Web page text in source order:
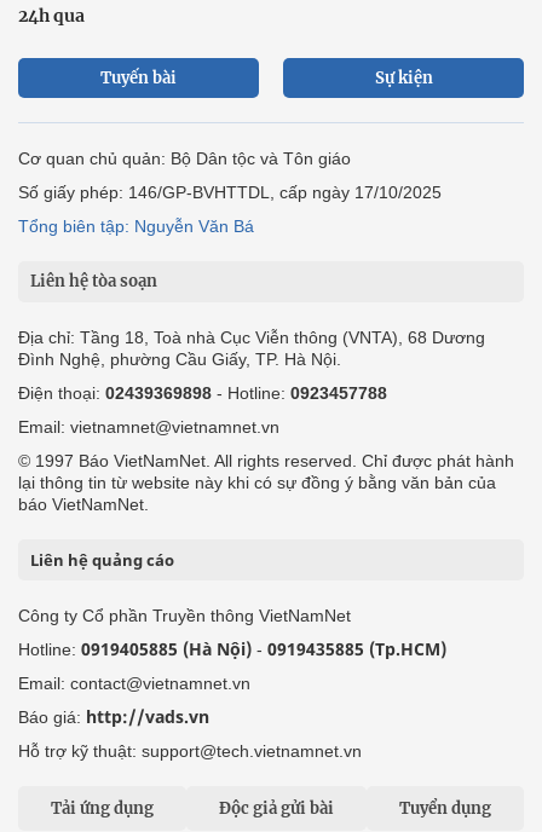
24h qua
Tuyến bài Sự kiện
Cơ quan chủ quản: Bộ Dân tộc và Tôn giáo
Số giấy phép: 146/GP-BVHTTDL, cấp ngày 17/10/2025
Tổng biên tập: Nguyễn Văn Bá
Liên hệ tòa soạn
Địa chỉ: Tầng 18, Toà nhà Cục Viễn thông (VNTA), 68 Dương
Đình Nghệ, phường Cầu Giấy, TP. Hà Nội.
Điện thoại: 02439369898 - Hotline: 0923457788
Email: vietnamnet@vietnamnet.vn
© 1997 Báo VietNamNet. All rights reserved. Chỉ được phát hành
lại thông tin từ website này khi có sự đồng ý bằng văn bản của
báo VietNamNet.
Liên hệ quảng cáo
Công ty Cổ phần Truyền thông VietNamNet
Hotline: 0919405885 (Hà Nội) - 0919435885 (Tp.HCM)
Email: contact@vietnamnet.vn
Báo giá: http://vads.vn
Hỗ trợ kỹ thuật: support@tech.vietnamnet.vn
Tải ứng dụng Độc giả gửi bài Tuyển dụng